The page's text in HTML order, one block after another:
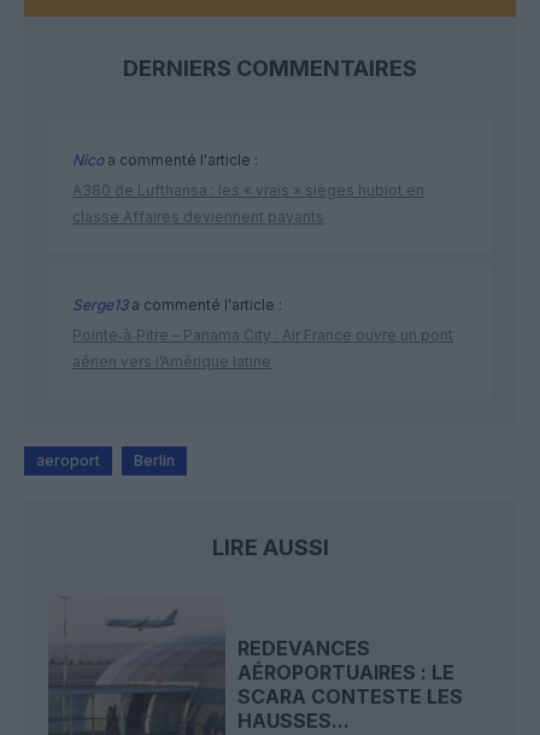
DERNIERS COMMENTAIRES
Nicoa commenté l'article :
A380 de Lufthansa : les « vrais » sièges hublot en
classe Affaires deviennent payants
Serge13a commenté l'article :
Pointe‑à‑Pitre – Panama City : Air France ouvre un pont
aérien vers l’Amérique latine
aeroport Berlin
LIRE AUSSI
REDEVANCES
AÉROPORTUAIRES : LE
SCARA CONTESTE LES
HAUSSES...